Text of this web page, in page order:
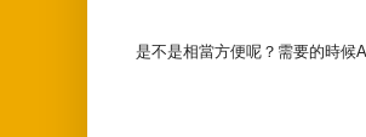
是不是相當方便呢？需要的時候